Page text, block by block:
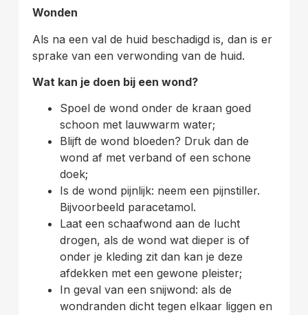
Wonden
Als na een val de huid beschadigd is, dan is er
sprake van een verwonding van de huid.
Wat kan je doen bij een wond?
Spoel de wond onder de kraan goed
schoon met lauwwarm water;
Blijft de wond bloeden? Druk dan de
wond af met verband of een schone
doek;
Is de wond pijnlijk: neem een pijnstiller.
Bijvoorbeeld paracetamol.
Laat een schaafwond aan de lucht
drogen, als de wond wat dieper is of
onder je kleding zit dan kan je deze
afdekken met een gewone pleister;
In geval van een snijwond: als de
wondranden dicht tegen elkaar liggen en